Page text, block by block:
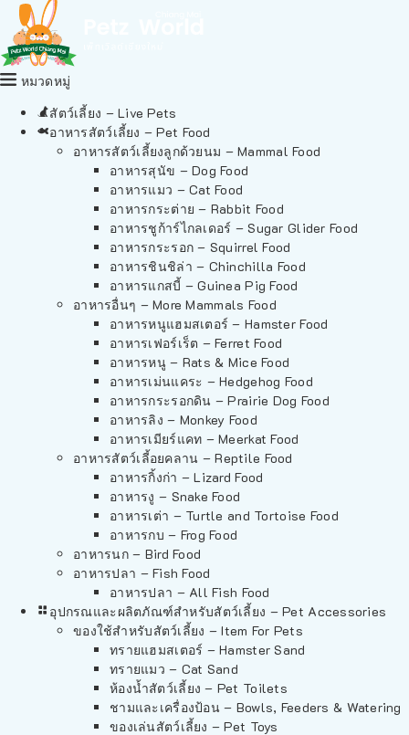
หมวดหมู่
สัตว์เลี้ยง – Live Pets
อาหารสัตว์เลี้ยง – Pet Food
อาหารสัตว์เลี้ยงลูกด้วยนม – Mammal Food
อาหารสุนัข – Dog Food
อาหารแมว – Cat Food
อาหารกระต่าย – Rabbit Food
อาหารชูก้าร์ไกลเดอร์ – Sugar Glider Food
อาหารกระรอก – Squirrel Food
อาหารชินชิล่า – Chinchilla Food
อาหารแกสบี้ – Guinea Pig Food
อาหารอื่นๆ – More Mammals Food
อาหารหนูแฮมสเตอร์ – Hamster Food
อาหารเฟอร์เร็ต – Ferret Food
อาหารหนู – Rats & Mice Food
อาหารเม่นแคระ – Hedgehog Food
อาหารกระรอกดิน – Prairie Dog Food
อาหารลิง – Monkey Food
อาหารเมียร์แคท – Meerkat Food
อาหารสัตว์เลี้อยคลาน – Reptile Food
อาหารกิ้งก่า – Lizard Food
อาหารงู – Snake Food
อาหารเต่า – Turtle and Tortoise Food
อาหารกบ – Frog Food
อาหารนก – Bird Food
อาหารปลา – Fish Food
อาหารปลา – All Fish Food
อุปกรณและผลิตภัณฑ์สำหรับสัตว์เลี้ยง – Pet Accessories
ของใช้สำหรับสัตว์เลี้ยง – Item For Pets
ทรายแฮมสเตอร์ – Hamster Sand
ทรายแมว – Cat Sand
ห้องน้ำสัตว์เลี้ยง – Pet Toilets
ชามและเครื่องป้อน – Bowls, Feeders & Watering
ของเล่นสัตว์เลี้ยง – Pet Toys